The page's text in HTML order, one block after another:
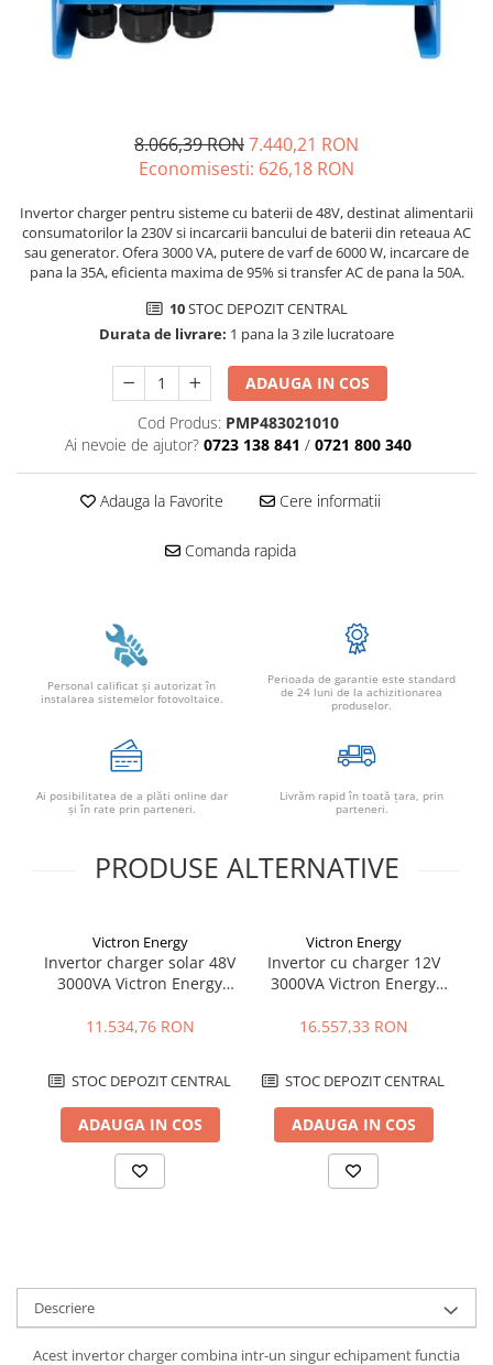
8.066,39 RON7.440,21 RON
Economisesti: 626,18 RON
Invertor charger pentru sisteme cu baterii de 48V, destinat alimentarii
consumatorilor la 230V si incarcarii bancului de baterii din reteaua AC
sau generator. Ofera 3000 VA, putere de varf de 6000 W, incarcare de
pana la 35A, eficienta maxima de 95% si transfer AC de pana la 50A.
10STOC DEPOZIT CENTRAL
Durata de livrare: 1 pana la 3 zile lucratoare
ADAUGA IN COS
Cod Produs: PMP483021010
Ai nevoie de ajutor? 0723 138 841 / 0721 800 340
Adauga la Favorite Cere informatii
Comanda rapida
Personal calificat şi autorizat în
instalarea sistemelor fotovoltaice.
Perioada de garantie este standard
de 24 luni de la achizitionarea
produselor.
Ai posibilitatea de a plăti online dar
şi în rate prin parteneri.
Livrăm rapid în toată țara, prin
parteneri.
PRODUSE ALTERNATIVE
Victron Energy
Invertor charger solar 48V
3000VA Victron Energy
32 MPPT 250/70 GX
11.534,76 RON
STOC DEPOZIT CENTRAL
ADAUGA IN COS
Victron Energy
Invertor cu charger 12V
3000VA Victron Energy
50/50
16.557,33 RON
STOC DEPOZIT CENTRAL
ADAUGA IN COS
Descriere
Acest invertor charger combina intr-un singur echipament functia